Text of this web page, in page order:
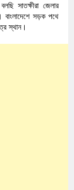
সাতক্ষীরা জেলার
বাংলাদেশে সড়ক পথে
স্থান।